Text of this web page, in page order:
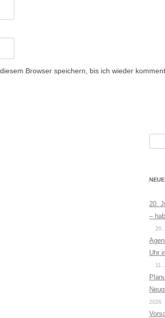
Browser speichern, bis ich wieder
20.
–
20.
Uhr
11.
2026